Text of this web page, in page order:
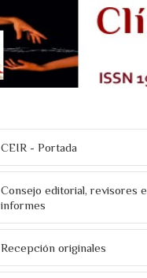
CEIR - Portada
Consejo editorial, revisores e
informes
Recepción originales